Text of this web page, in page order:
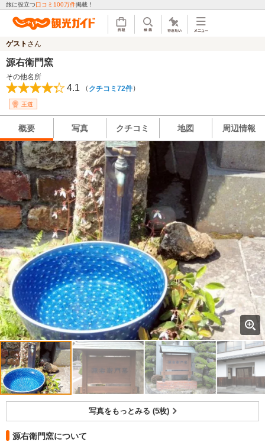
旅に役立つ口コミ100万件掲載！
ゲスト さん
源右衛門窯
その他名所
4.1 （ クチコミ72件）
王道
概要 写真 クチコミ 地図 周辺情報
写真をもっとみる (5枚)
源右衛門窯について